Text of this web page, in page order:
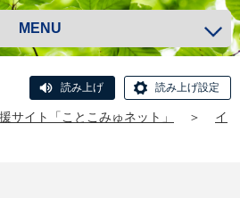
MENU
読み上げ 読み上げ設定
サイト「ことこみゅネット」 ＞
イ